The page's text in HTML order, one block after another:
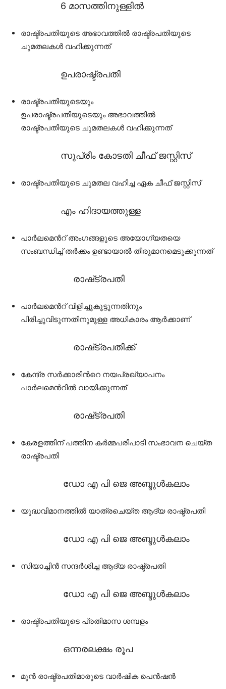
6 മാസത്തിനുള്ളിൽ
രാഷ്ട്രപതിയുടെ അഭാവത്തിൽ രാഷ്ട്രപതിയുടെ
ചുമതലകൾ വഹിക്കുന്നത്
ഉപരാഷ്ട്രപതി
രാഷ്ട്രപതിയുടെയും
ഉപരാഷ്ട്രപതിയുടെയും അഭാവത്തിൽ
രാഷ്ട്രപതിയുടെ ചുമതലകൾ വഹിക്കുന്നത്
സുപ്രീം കോടതി ചീഫ് ജസ്റ്റിസ്
രാഷ്ട്രപതിയുടെ ചുമതല വഹിച്ച ഏക ചീഫ് ജസ്റ്റിസ്
എം ഹിദായത്തുള്ള
പാർലമെൻറ് അംഗങ്ങളുടെ അയോഗ്യതയെ
സംബന്ധിച്ച് തർക്കം ഉണ്ടായാൽ തീരുമാനമെടുക്കുന്നത്
രാഷ്‌ട്രപതി
പാർലമെൻറ് വിളിച്ചുകൂട്ടുന്നതിനും
പിരിച്ചുവിടുന്നതിനുമുള്ള അധികാരം ആർക്കാണ്
രാഷ്‌ട്രപതിക്ക്
കേന്ദ്ര സർക്കാരിൻറെ നയപ്രഖ്യാപനം
പാർലമെൻറിൽ വായിക്കുന്നത്
രാഷ്‌ട്രപതി
കേരളത്തിന് പത്തിന കർമ്മപരിപാടി സംഭാവന ചെയ്ത
രാഷ്ട്രപതി
ഡോ എ പി ജെ അബ്ദുൾകലാം
യുദ്ധവിമാനത്തിൽ യാത്രചെയ്ത ആദ്യ രാഷ്ട്രപതി
ഡോ എ പി ജെ അബ്ദുൾകലാം
സിയാച്ചിൻ സന്ദർശിച്ച ആദ്യ രാഷ്ട്രപതി
ഡോ എ പി ജെ അബ്ദുൾകലാം
രാഷ്ട്രപതിയുടെ പ്രതിമാസ ശമ്പളം
ഒന്നരലക്ഷം രൂപ
മുൻ രാഷ്ട്രപതിമാരുടെ വാർഷിക പെൻഷൻ